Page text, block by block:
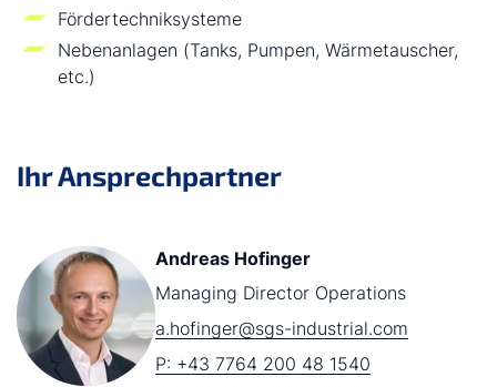
Fördertechniksysteme
Nebenanlagen (Tanks, Pumpen, Wärmetauscher,
etc.)
Ihr Ansprechpartner
Andreas Hofinger
Managing Director Operations
a.hofinger@sgs-industrial.com
P: +43 7764 200 48 1540